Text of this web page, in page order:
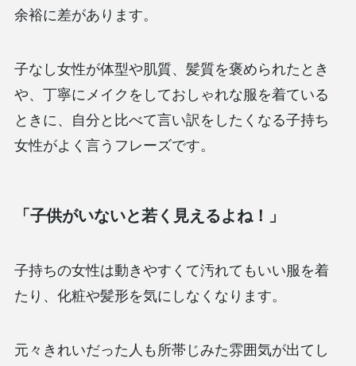
余裕に差があります。
子なし女性が体型や肌質、髪質を褒められたとき
や、丁寧にメイクをしておしゃれな服を着ている
ときに、自分と比べて言い訳をしたくなる子持ち
女性がよく言うフレーズです。
「子供がいないと若く見えるよね！」
子持ちの女性は動きやすくて汚れてもいい服を着
たり、化粧や髪形を気にしなくなります。
元々きれいだった人も所帯じみた雰囲気が出てし